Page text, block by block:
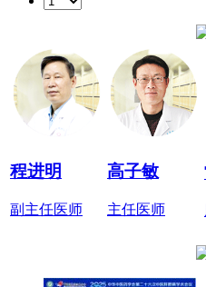
程进明
副主任医师
高子敏
主任医师